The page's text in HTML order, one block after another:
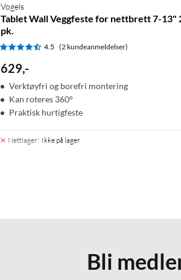
Vogels
Tablet Wall Veggfeste for nettbrett 7-13"
pk.
4.5 (2 kundeanmeldelser)
629,-
Verktøyfri og borefri montering
Kan roteres 360°
Praktisk hurtigfeste
Nettlager: Ikke på lager
Bli